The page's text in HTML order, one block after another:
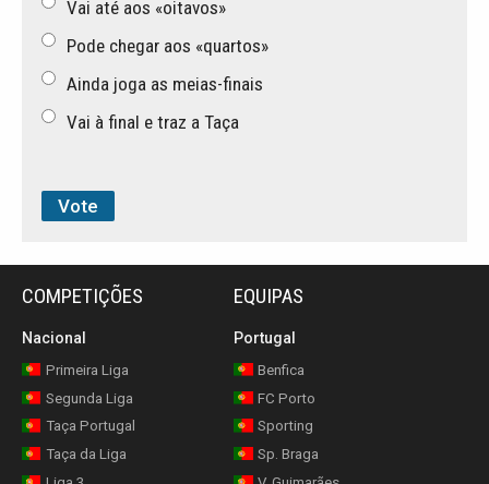
Vai até aos «oitavos»
Pode chegar aos «quartos»
Ainda joga as meias-finais
Vai à final e traz a Taça
COMPETIÇÕES
Nacional
Primeira Liga
Segunda Liga
Taça Portugal
Taça da Liga
EQUIPAS
Portugal
Benfica
FC Porto
Sporting
Sp. Braga